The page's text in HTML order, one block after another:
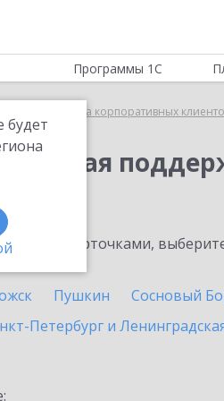
будет
Программы 1С
поддержка корпоративных
карточками,
Пушкин Сосновый
Петербург и